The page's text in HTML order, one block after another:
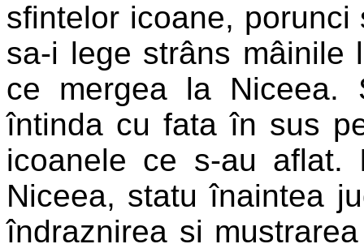
sfintelor icoane,
sa-i lege strâns mâinile
ce mergea la Niceea.
întinda cu fata în sus
icoanele ce s-au aflat.
Niceea, statu înaintea
îndraznirea si